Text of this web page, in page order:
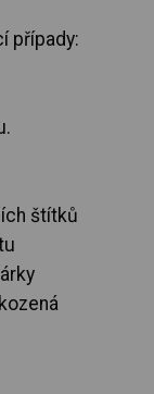
případy:
štítků